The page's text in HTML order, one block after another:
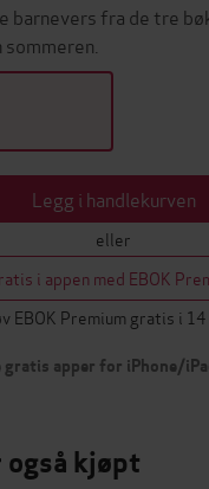
barnevers fra de tre
Legg i handlekurven
eller
i appen med EBOK
EBOK Premium gratis i
gratis apper for iPhone/
også kjøpt